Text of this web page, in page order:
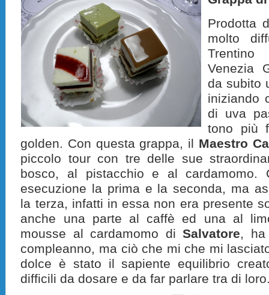
Prodotta
molto
Venezia
da subito
iniziando
di uva
tono più
golden. Con questa grappa, il Maestro
piccolo tour con tre delle sue
bosco, al pistacchio e al cardamomo.
esecuzione la prima e la seconda, ma
la terza, infatti in essa non era presente
anche una parte al caffè ed una al
mousse al cardamomo diSalvatore, ha
compleanno, ma ciò che mi che mi
dolce è stato il sapiente equilibrio
difficili da dosare e da far parlare tra di